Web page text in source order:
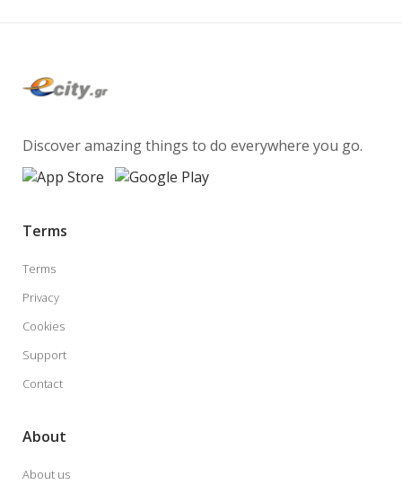
Discover amazing things to do everywhere you go.
Terms
Terms
Privacy
Cookies
Support
Contact
About
About us